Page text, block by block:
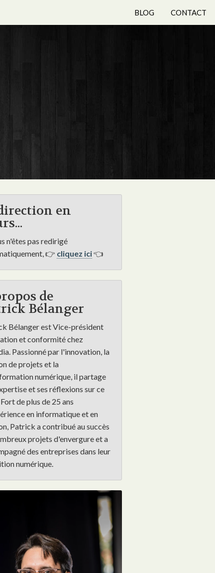
BLOG CONTACT
en
n'êtes pas redirigé
👉 cliquez ici👈
de
Bélanger
Bélanger est Vice-président
et conformité chez
Passionné par l'innovation, la
de projets et la
numérique, il partage
et ses réflexions sur ce
de plus de 25 ans
en informatique et en
Patrick a contribué au succès
projets d'envergure et a
des entreprises dans leur
numérique.